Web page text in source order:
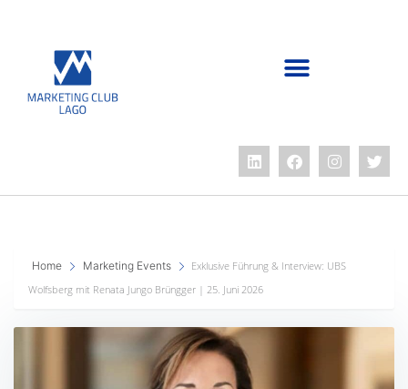
Home Marketing Events
Exklusive Führung & Interview: UBS
Wolfsberg mit Renata Jungo Brüngger | 25. Juni 2026